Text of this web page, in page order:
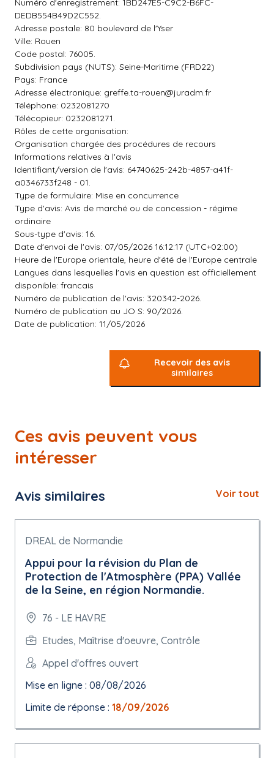
Numéro d'enregistrement: 1BD247E5-C9C2-B6FC-
DEDB554B49D2C552.
Adresse postale: 80 boulevard de l'Yser
Ville: Rouen
Code postal: 76005.
Subdivision pays (NUTS): Seine-Maritime (FRD22)
Pays: France
Adresse électronique: greffe.ta-rouen@juradm.fr
Téléphone: 0232081270
Télécopieur: 0232081271.
Rôles de cette organisation:
Organisation chargée des procédures de recours
Informations relatives à l'avis
Identifiant/version de l'avis: 64740625-242b-4857-a41f-
a0346733f248 - 01.
Type de formulaire: Mise en concurrence
Type d'avis: Avis de marché ou de concession - régime
ordinaire
Sous-type d'avis: 16.
Date d'envoi de l'avis: 07/05/2026 16:12:17 (UTC+02:00)
Heure de l'Europe orientale, heure d'été de l'Europe centrale
Langues dans lesquelles l'avis en question est officiellement
disponible: francais
Numéro de publication de l'avis: 320342-2026.
Numéro de publication au JO S: 90/2026.
Date de publication: 11/05/2026
Recevoir des avis
similaires
Ces avis peuvent vous
intéresser
Avis similaires Voir tout
DREAL de Normandie
Appui pour la révision du Plan de
Protection de l'Atmosphère (PPA) Vallée
de la Seine, en région Normandie.
76 - LE HAVRE
Etudes, Maîtrise d'oeuvre, Contrôle
Appel d'offres ouvert
Mise en ligne : 08/08/2026
Limite de réponse : 18/09/2026